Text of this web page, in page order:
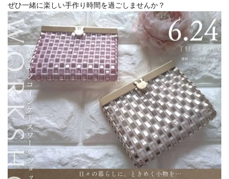
ぜひ一緒に楽しい手作り時間を過ごしませんか？